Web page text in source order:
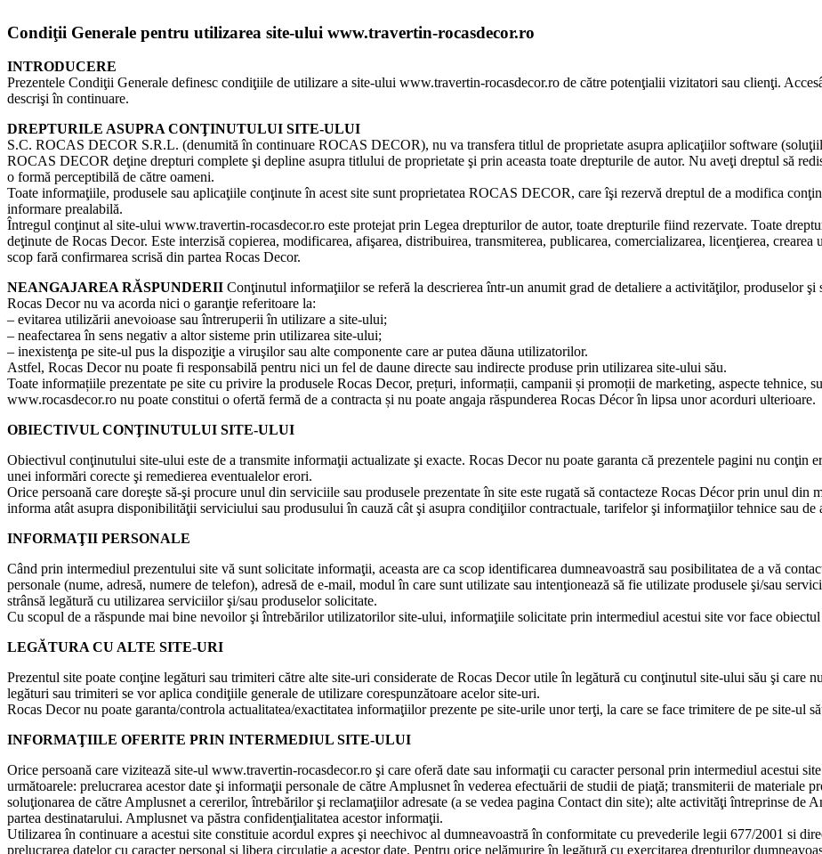
Condiţii Generale pentru utilizarea site-ului www.travertin-rocasdecor.ro
INTRODUCERE
Prezentele Condiţii Generale definesc condiţiile de utilizare a site-ului www.travertin-rocasdecor.ro de către potenţialii vizitatori sau clienţi.
descrişi în continuare.
DREPTURILE ASUPRA CONŢINUTULUI SITE-ULUI
S.C. ROCAS DECOR S.R.L. (denumită în continuare ROCAS DECOR), nu va transfera titlul de proprietate asupra aplicaţiilor software
ROCAS DECOR deţine drepturi complete şi depline asupra titlului de proprietate şi prin aceasta toate drepturile de autor. Nu aveţi dreptul să
o formă perceptibilă de către oameni.
Toate informaţiile, produsele sau aplicaţiile conţinute în acest site sunt proprietatea ROCAS DECOR, care îşi rezervă dreptul de a modifica
informare prealabilă.
Întregul conţinut al site-ului www.travertin-rocasdecor.ro este protejat prin Legea drepturilor de autor, toate drepturile fiind rezervate. Toate
deţinute de Rocas Decor. Este interzisă copierea, modificarea, afişarea, distribuirea, transmiterea, publicarea, comercializarea, licenţierea,
scop fară confirmarea scrisă din partea Rocas Decor.
NEANGAJAREA RĂSPUNDERII Conţinutul informaţiilor se referă la descrierea într-un anumit grad de detaliere a activităţilor, produselor şi
Rocas Decor nu va acorda nici o garanţie referitoare la:
– evitarea utilizării anevoioase sau întreruperii în utilizare a site-ului;
– neafectarea în sens negativ a altor sisteme prin utilizarea site-ului;
– inexistenţa pe site-ul pus la dispoziţie a viruşilor sau alte componente care ar putea dăuna utilizatorilor.
Astfel, Rocas Decor nu poate fi responsabilă pentru nici un fel de daune directe sau indirecte produse prin utilizarea site-ului său.
Toate informațiile prezentate pe site cu privire la produsele Rocas Decor, prețuri, informații, campanii și promoții de marketing, aspecte
www.rocasdecor.ro nu poate constitui o ofertă fermă de a contracta și nu poate angaja răspunderea Rocas Décor în lipsa unor acorduri ulterioare.
OBIECTIVUL CONŢINUTULUI SITE-ULUI
Obiectivul conţinutului site-ului este de a transmite informaţii actualizate şi exacte. Rocas Decor nu poate garanta că prezentele pagini nu conţin
unei informări corecte şi remedierea eventualelor erori.
Orice persoană care doreşte să-şi procure unul din serviciile sau produsele prezentate în site este rugată să contacteze Rocas Décor prin unul din
informa atât asupra disponibilităţii serviciului sau produsului în cauză cât şi asupra condiţiilor contractuale, tarifelor şi informaţiilor tehnice sau de
INFORMAŢII PERSONALE
Când prin intermediul prezentului site vă sunt solicitate informaţii, aceasta are ca scop identificarea dumneavoastră sau posibilitatea de a vă
personale (nume, adresă, numere de telefon), adresă de e-mail, modul în care sunt utilizate sau intenţionează să fie utilizate produsele şi/sau
strânsă legătură cu utilizarea serviciilor şi/sau produselor solicitate.
Cu scopul de a răspunde mai bine nevoilor şi întrebărilor utilizatorilor site-ului, informaţiile solicitate prin intermediul acestui site vor face
LEGĂTURA CU ALTE SITE-URI
Prezentul site poate conţine legături sau trimiteri către alte site-uri considerate de Rocas Decor utile în legătură cu conţinutul site-ului său şi care
legături sau trimiteri se vor aplica condiţiile generale de utilizare corespunzătoare acelor site-uri.
Rocas Decor nu poate garanta/controla actualitatea/exactitatea informaţiilor prezente pe site-urile unor terţi, la care se face trimitere de pe site-ul
INFORMAŢIILE OFERITE PRIN INTERMEDIUL SITE-ULUI
Orice persoană care vizitează site-ul www.travertin-rocasdecor.ro şi care oferă date sau informaţii cu caracter personal prin intermediul acestui
următoarele: prelucrarea acestor date şi informaţii personale de către Amplusnet în vederea efectuării de studii de piaţă; transmiterii de materiale
soluţionarea de către Amplusnet a cererilor, întrebărilor şi reclamaţiilor adresate (a se vedea pagina Contact din site); alte activităţi întreprinse de
partea destinatarului. Amplusnet va păstra confidenţialitatea acestor informaţii.
Utilizarea în continuare a acestui site constituie acordul expres şi neechivoc al dumneavoastră în conformitate cu prevederile legii 677/2001 si
prelucrarea datelor cu caracter personal şi libera circulaţie a acestor date. Pentru orice nelămurire în legătură cu exercitarea drepturilor